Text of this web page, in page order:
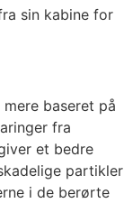
sin kabine for
baseret på
fra
et bedre
partikler
i de berørte